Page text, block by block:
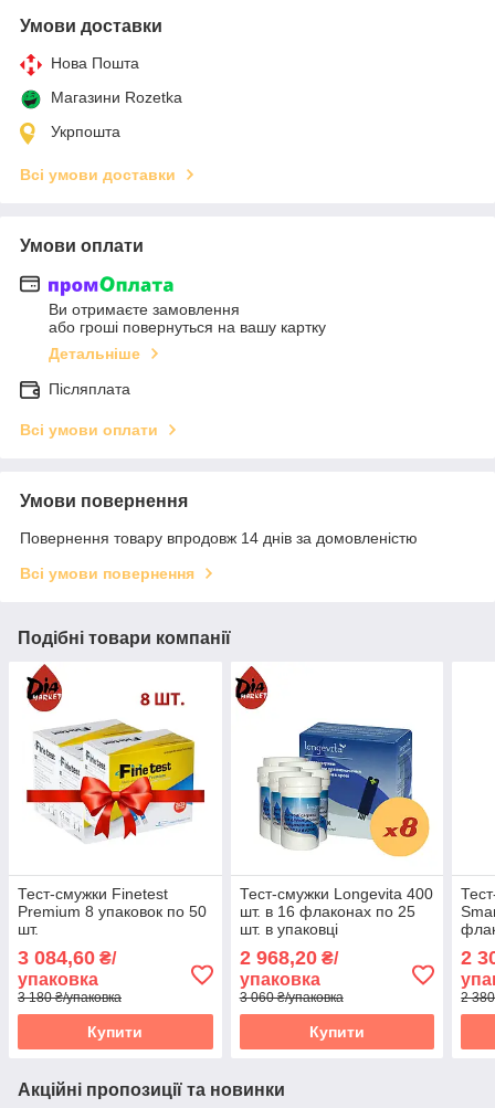
Умови доставки
Нова Пошта
Магазини Rozetka
Укрпошта
Всі умови доставки
Умови оплати
Ви отримаєте замовлення
або гроші повернуться на вашу картку
Детальніше
Післяплата
Всі умови оплати
Умови повернення
Повернення товару впродовж 14 днів за домовленістю
Всі умови повернення
Подібні товари компанії
Тест-смужки Finetest
Premium 8 упаковок по 50
шт.
3 084,60 ₴/
упаковка
3 180 ₴/упаковка
Купити
Тест-смужки Longevita 400
шт. в 16 флаконах по 25
шт. в упаковці
2 968,20₴/
упаковка
3 060 ₴/упаковка
Купити
2
2
Акційні пропозиції та новинки